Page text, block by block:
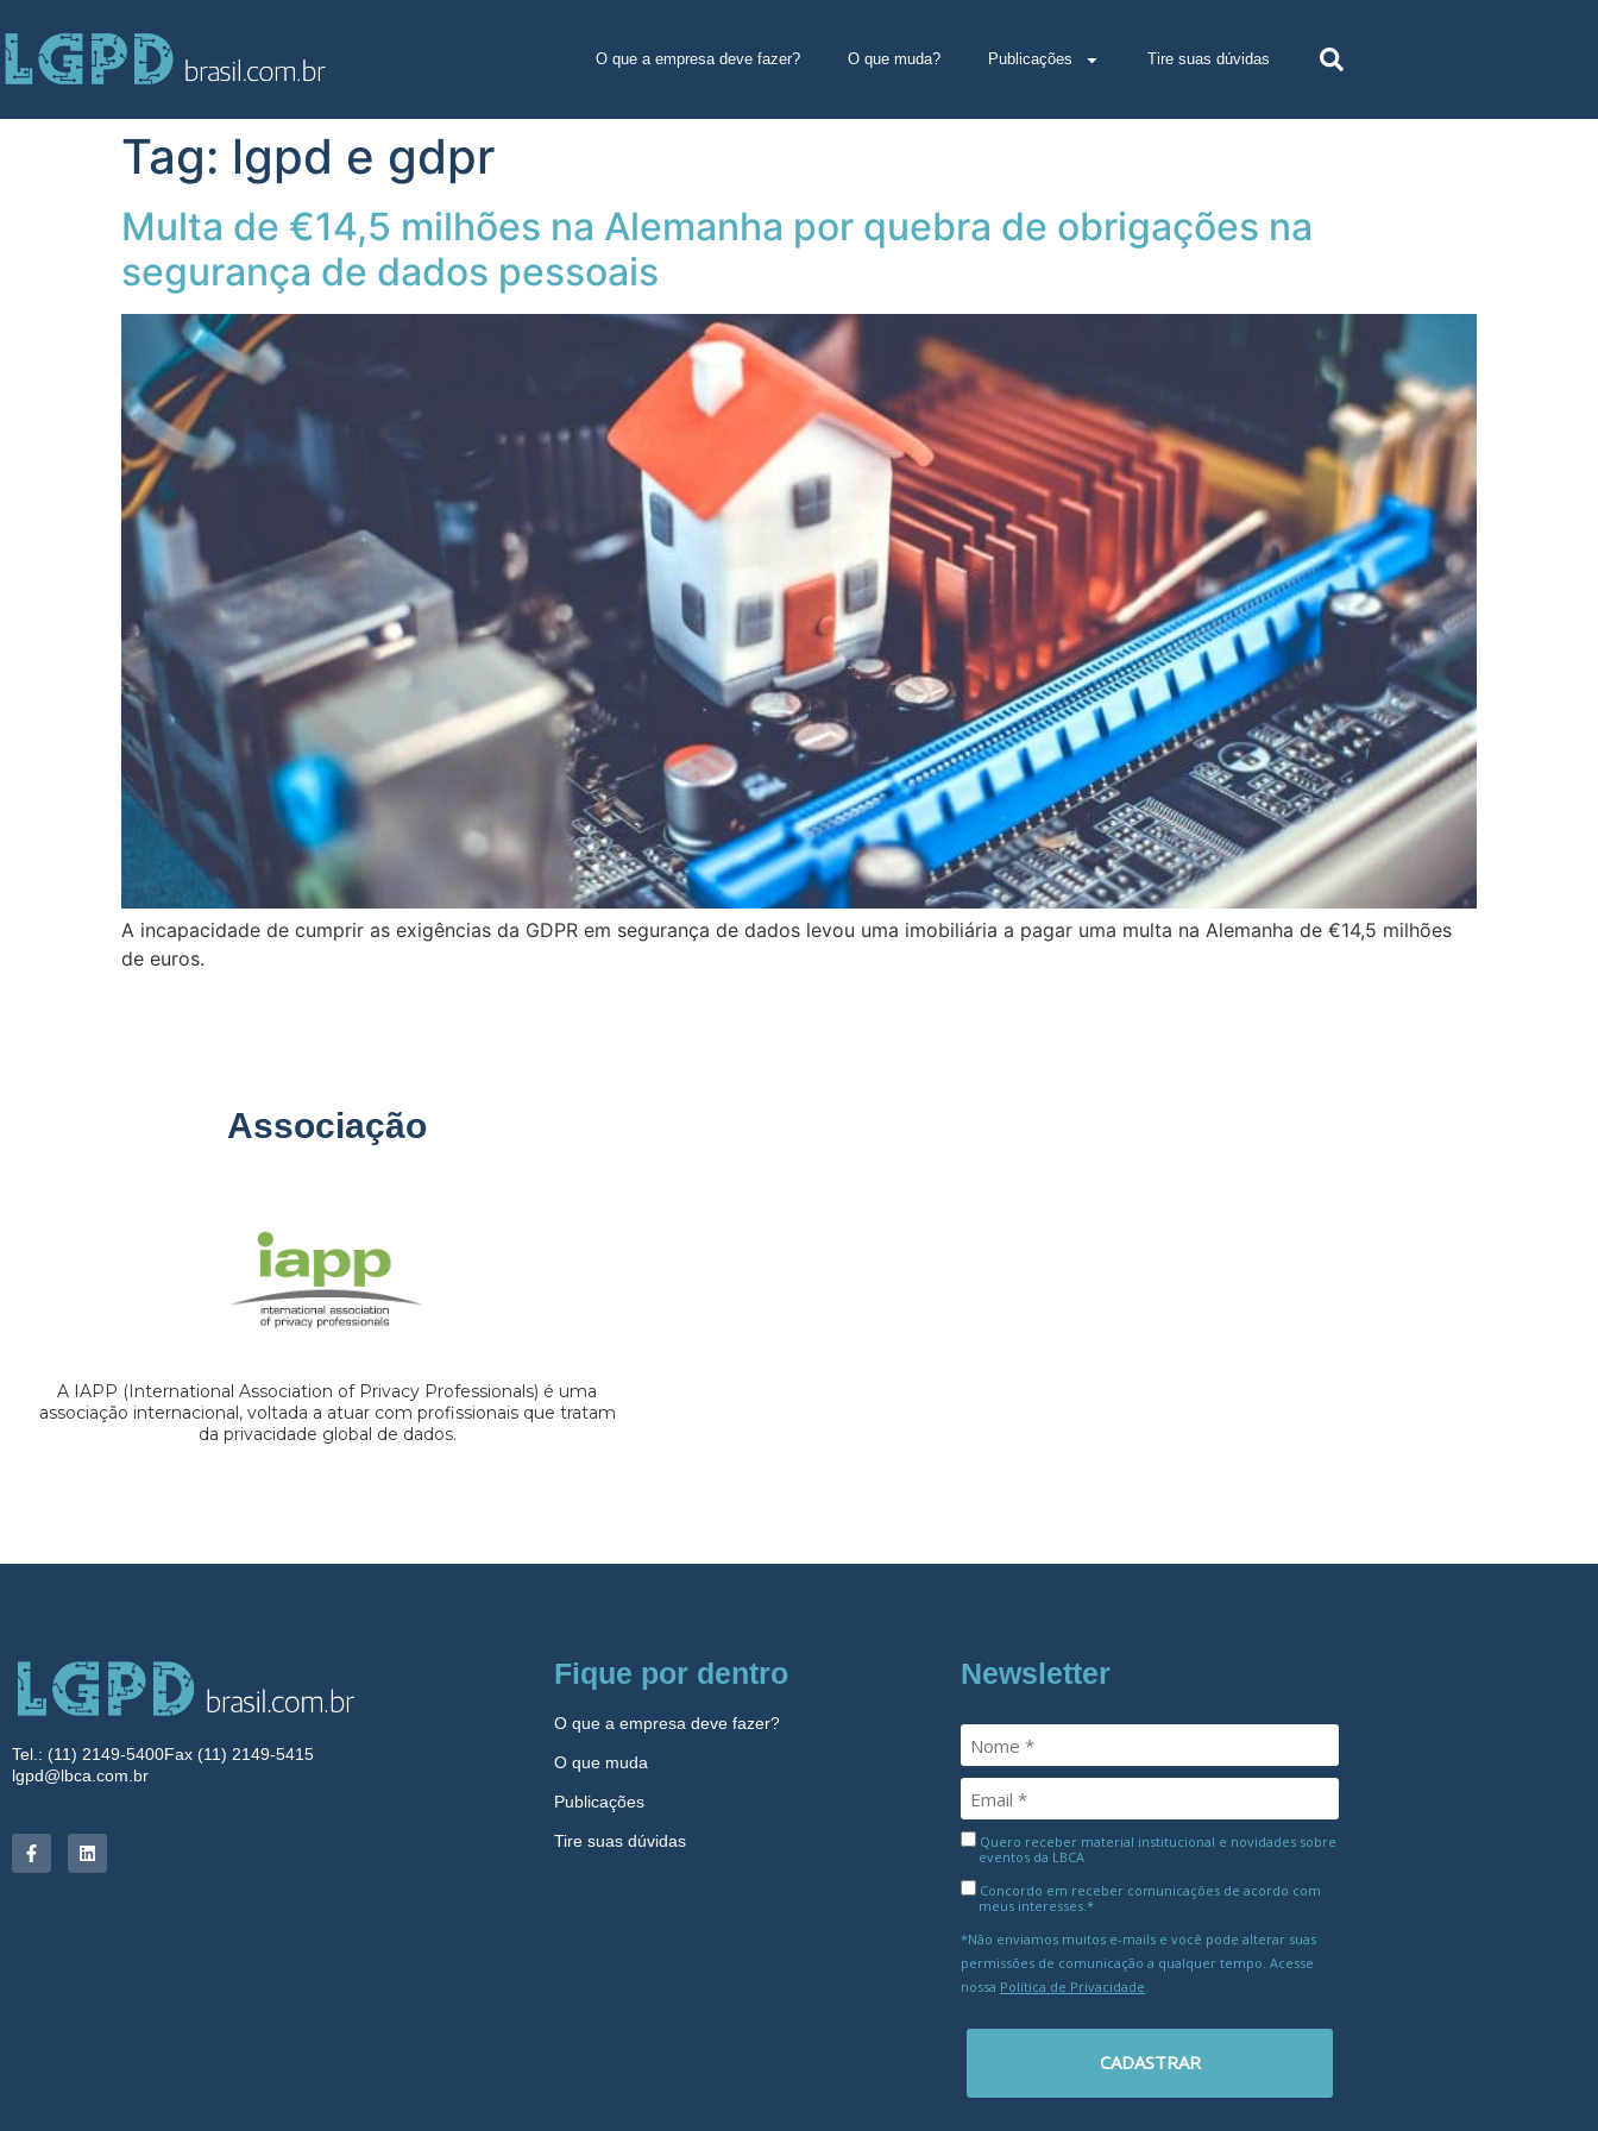
O que a empresa deve fazer? O que muda? Publicações Tire suas dúvidas
Tag: lgpd e gdpr
Multa de €14,5 milhões na Alemanha por quebra de obrigações na
segurança de dados pessoais
A incapacidade de cumprir as exigências da GDPR em segurança de dados levou uma imobiliária a pagar uma multa na Alemanha de €14,5 milhões
de euros.
Associação
A IAPP (International Association of Privacy Professionals) é uma
associação internacional, voltada a atuar com profissionais que tratam
da privacidade global de dados.
Tel.: (11) 2149-5400Fax (11) 2149-5415
lgpd@lbca.com.br
Fique por dentro
O que a empresa deve fazer?
O que muda
Publicações
Tire suas dúvidas
Newsletter
Quero receber material institucional e novidades sobre
eventos da LBCA
Concordo em receber comunicações de acordo com
meus interesses.*
*Não enviamos muitos e-mails e você pode alterar suas
permissões de comunicação a qualquer tempo. Acesse
nossa Política de Privacidade
CADASTRAR